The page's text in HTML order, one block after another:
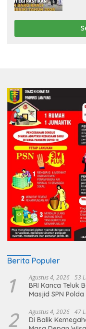
Berita Populer
1 Agustus 4, 2026 53
BRI Kanca Teluk
Masjid SPN
2 Agustus 4, 2026 47
Di Balik